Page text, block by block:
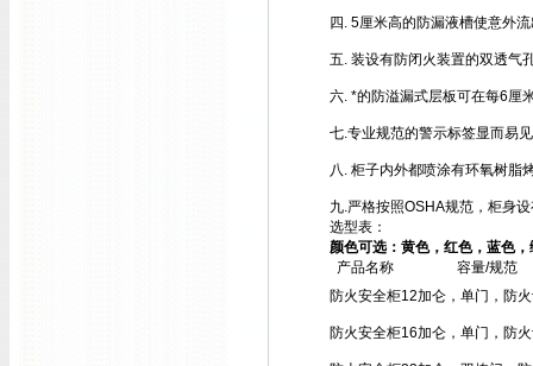
四. 5厘米高的防漏液槽使意外
五. 装设有防闭火装置的双透气
六. *的防溢漏式层板可在每6厘
七.专业规范的警示标签显而易见
八. 柜子内外都喷涂有环氧树脂
九.严格按照OSHA规范，柜身
选型表：
颜色可选：黄色，红色，蓝色，
产品名称
容量/规范
防火安全柜12加仑，单门，防
防火安全柜16加仑，单门，防